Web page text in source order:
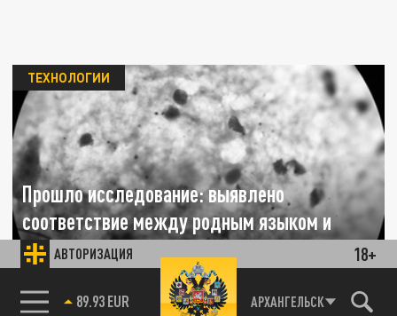
АВТОРИЗАЦИЯ 18+
85.64 BRENT АРХАНГЕЛЬСК
Прошло исследование: выявлено
соответствие между родным языком и
генами
ТЕХНОЛОГИИ
09 ДЕКАБРЯ 22:34